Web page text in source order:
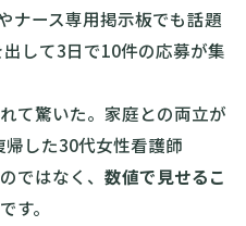
ナース専用掲示板でも話題
して3日で10件の応募が集
て驚いた。家庭との両立が
した30代女性看護師
ではなく、 数値で見せるこ
す。